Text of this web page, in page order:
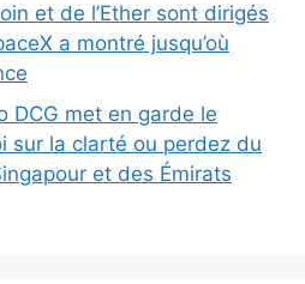
et de l’Ether sont dirigés
a montré jusqu’où
DCG met en garde le
sur la clarté ou perdez du
et des Émirats